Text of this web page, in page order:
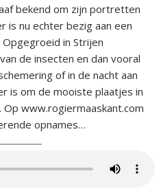
bekend om zijn portretten
is nu echter bezig aan een
in Strijen
de insecten en dan vooral
of in de nacht aan
is om de mooiste plaatjes in
www.rogiermaaskant.com
opnames…